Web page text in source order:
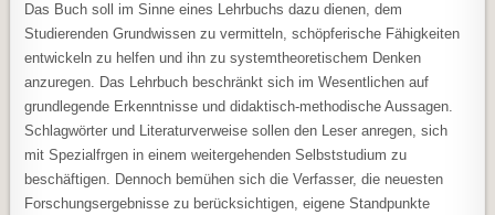
Das Buch soll im Sinne eines Lehrbuchs dazu dienen, dem
Studierenden Grundwissen zu vermitteln, schöpferische Fähigkeiten
entwickeln zu helfen und ihn zu systemtheoretischem Denken
anzuregen. Das Lehrbuch beschränkt sich im Wesentlichen auf
grundlegende Erkenntnisse und didaktisch-methodische Aussagen.
Schlagwörter und Literaturverweise sollen den Leser anregen, sich
mit Spezialfrgen in einem weitergehenden Selbststudium zu
beschäftigen. Dennoch bemühen sich die Verfasser, die neuesten
Forschungsergebnisse zu berücksichtigen, eigene Standpunkte